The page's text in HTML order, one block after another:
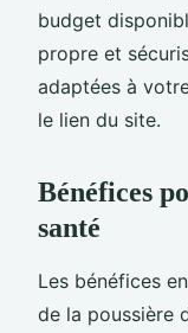
budget
propre et
adaptées à
le lien du site.
Bénéfices
santé
Les bénéfices
de la poussière